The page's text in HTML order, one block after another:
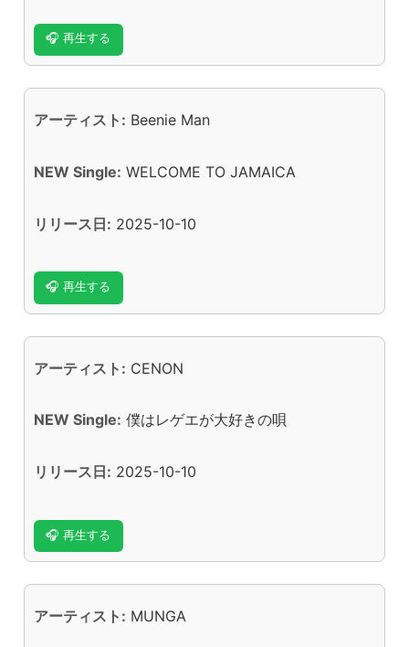
🎧 再生する
アーティスト: Beenie Man
NEW Single: WELCOME TO JAMAICA
リリース日: 2025-10-10
🎧 再生する
アーティスト: CENON
NEW Single: 僕はレゲエが大好きの唄
リリース日: 2025-10-10
🎧 再生する
アーティスト: MUNGA